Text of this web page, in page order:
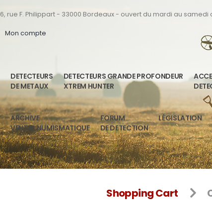
6, rue F. Philippart - 33000 Bordeaux - ouvert du mardi au samedi
Mon compte
DETECTEURS
DE METAUX
DETECTEURS GRANDE PROFONDEUR
XTREM HUNTER
ARCHIVE
VENTES NUMISMATIQUE
FORUM
DE DETECTION
LÉGISLATION
Shopping Cart